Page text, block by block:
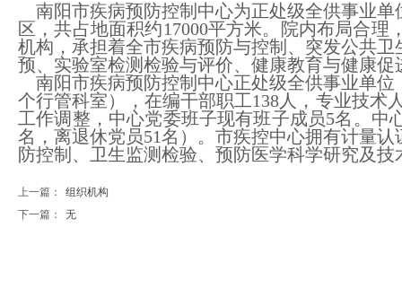
南阳市疾病预防控制中心为正处级全供事业单
区，共占地面积约17000平方米。院内布局合
机构，承担着全市疾病预防与控制、突发公共
预、实验室检测检验与评价、健康教育与健康
南阳市疾病预防控制中心正处级全供事业单位
个行管科室），在编干部职工138人，专业技术
工作调整，中心党委班子现有班子成员5名。中
名，离退休党员51名）。市疾控中心拥有计量
防控制、卫生监测检验、预防医学科学研究及
上一篇：
组织机构
下一篇：
无